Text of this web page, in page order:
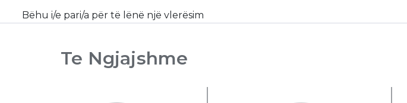
Bëhu i/e pari/a për të lënë një vlerësim
Te Ngjajshme